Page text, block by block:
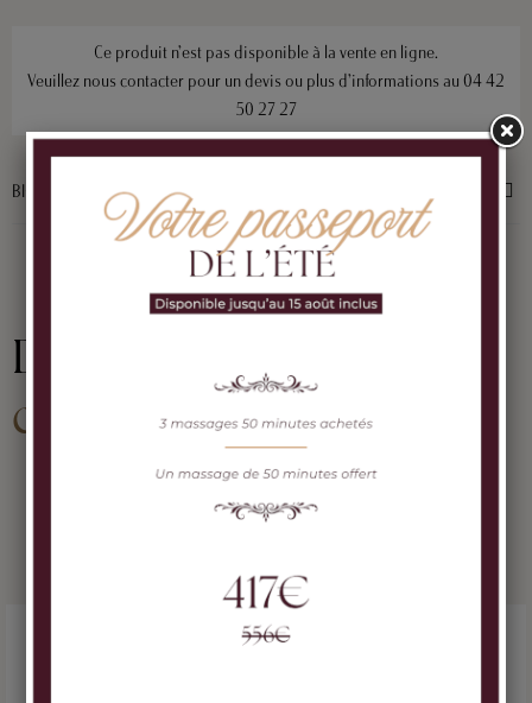
Ce produit n’est pas disponible à la vente en ligne.
Veuillez nous contacter pour un devis ou plus d’informations au 04 42
50 27 27
BIOLOGIQUE RECHERCHE
Dans la même
catégorie.